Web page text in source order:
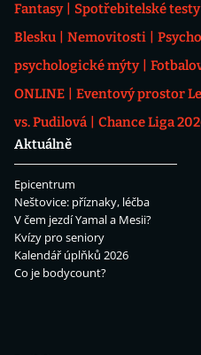
Fantasy
Spotřebitelské testy
Blesku
Nemovitosti
psychologické mýty
ONLINE
Eventový prostor
vs. Pudilová
Chance Liga
Aktuálně
Epicentrum
Neštovice: příznaky, léčba
V čem jezdí Yamal a Mesii?
Kvízy pro seniory
Kalendář úplňků 2026
Co je bodycount?